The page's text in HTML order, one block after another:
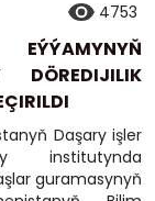
4753
DÖREDIJILIK
Daşary işler
institutynda
guramasynyň